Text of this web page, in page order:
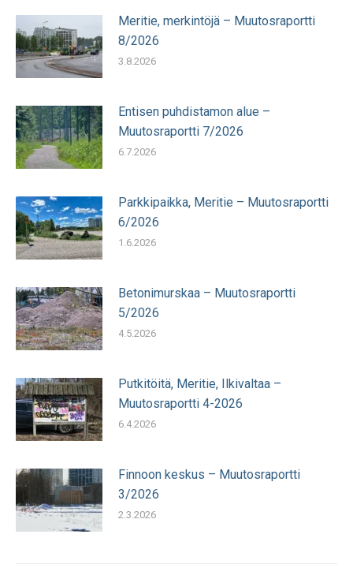
Meritie, merkintöjä – Muutosraportti
8/2026
3.8.2026
Entisen puhdistamon alue –
Muutosraportti 7/2026
6.7.2026
Parkkipaikka, Meritie – Muutosraportti
6/2026
1.6.2026
Betonimurskaa – Muutosraportti
5/2026
4.5.2026
Putkitöitä, Meritie, Ilkivaltaa –
Muutosraportti 4-2026
6.4.2026
Finnoon keskus – Muutosraportti
3/2026
2.3.2026